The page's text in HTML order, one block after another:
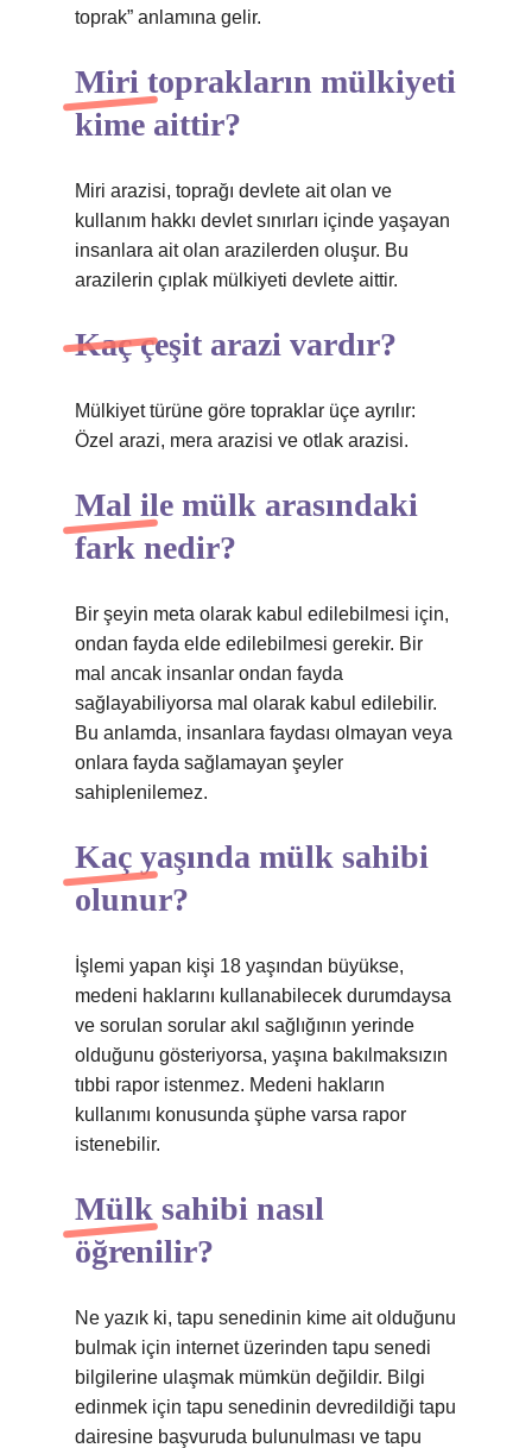
toprak” anlamına gelir.
Miri toprakların mülkiyeti
kime aittir?
Miri arazisi, toprağı devlete ait olan ve
kullanım hakkı devlet sınırları içinde yaşayan
insanlara ait olan arazilerden oluşur. Bu
arazilerin çıplak mülkiyeti devlete aittir.
Kaç çeşit arazi vardır?
Mülkiyet türüne göre topraklar üçe ayrılır:
Özel arazi, mera arazisi ve otlak arazisi.
Mal ile mülk arasındaki
fark nedir?
Bir şeyin meta olarak kabul edilebilmesi için,
ondan fayda elde edilebilmesi gerekir. Bir
mal ancak insanlar ondan fayda
sağlayabiliyorsa mal olarak kabul edilebilir.
Bu anlamda, insanlara faydası olmayan veya
onlara fayda sağlamayan şeyler
sahiplenilemez.
Kaç yaşında mülk sahibi
olunur?
İşlemi yapan kişi 18 yaşından büyükse,
medeni haklarını kullanabilecek durumdaysa
ve sorulan sorular akıl sağlığının yerinde
olduğunu gösteriyorsa, yaşına bakılmaksızın
tıbbi rapor istenmez. Medeni hakların
kullanımı konusunda şüphe varsa rapor
istenebilir.
Mülk sahibi nasıl
öğrenilir?
Ne yazık ki, tapu senedinin kime ait olduğunu
bulmak için internet üzerinden tapu senedi
bilgilerine ulaşmak mümkün değildir. Bilgi
edinmek için tapu senedinin devredildiği tapu
dairesine başvuruda bulunulması ve tapu